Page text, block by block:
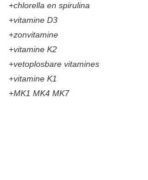
+chlorella en spirulina
+vitamine D3
+zonvitamine
+vitamine K2
+vetoplosbare vitamines
+vitamine K1
+MK1 MK4 MK7